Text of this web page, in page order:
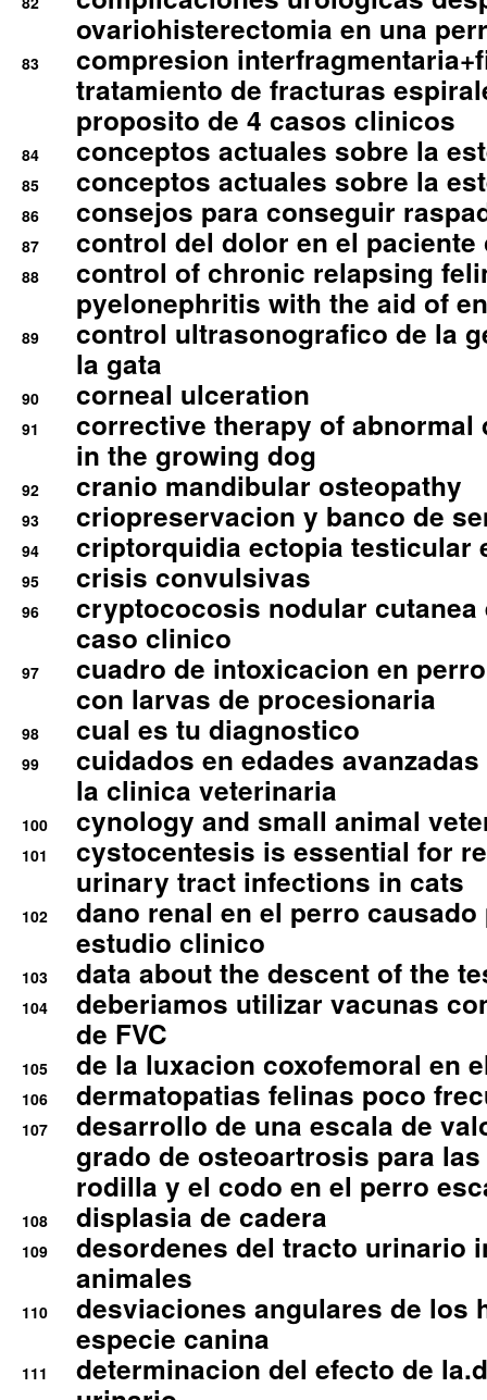
ovariohisterectomia en una
83
compresion
tratamiento de fracturas
proposito de 4 casos clinicos
84 conceptos actuales sobre la
85 conceptos actuales sobre la
86 consejos para conseguir
87 control del dolor en el
88
control of chronic relapsing
pyelonephritis with the aid of
89
control ultrasonografico de la
la gata
90 corneal ulceration
91
corrective therapy of abnormal
in the growing dog
92 cranio mandibular osteopathy
93 criopreservacion y banco de
94 criptorquidia ectopia testicular
95 crisis convulsivas
96
cryptococosis nodular cutanea
caso clinico
97
cuadro de intoxicacion en
con larvas de procesionaria
98 cual es tu diagnostico
99
cuidados en edades
la clinica veterinaria
100 cynology and small animal
101
cystocentesis is essential for
urinary tract infections in cats
102
dano renal en el perro
estudio clinico
103 data about the descent of the
104
deberiamos utilizar vacunas
de FVC
105 de la luxacion coxofemoral en
106 dermatopatias felinas poco
107
desarrollo de una escala de
grado de osteoartrosis para
rodilla y el codo en el perro
108 displasia de cadera
109
desordenes del tracto urinario
animales
110
desviaciones angulares de los
especie canina
111
determinacion del efecto de